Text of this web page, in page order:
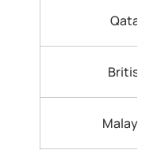
Qatar
British
Malaysia